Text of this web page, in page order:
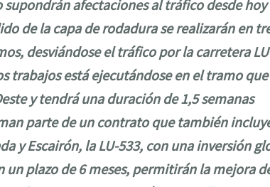
supondrán afectaciones al tráfico desde hoy
de la capa de rodadura se realizarán en
desviándose el tráfico por la carretera
trabajos está ejecutándose en el tramo
y tendrá una duración de 1,5 semanas
parte de un contrato que también
y Escairón, la LU-533, con una inversión
un plazo de 6 meses, permitirán la mejora